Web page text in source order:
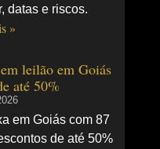
datas e riscos.
»
leilão em Goiás
até 50%
em Goiás com 87
de até 50%